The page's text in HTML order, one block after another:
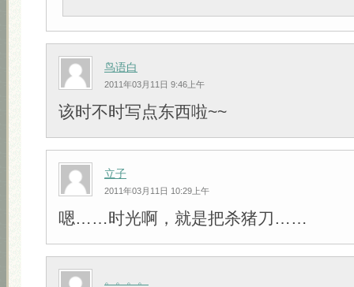
鸟语白
2011年03月11日 9:46上午
该时不时写点东西啦~~
立子
2011年03月11日 10:29上午
嗯……时光啊，就是把杀猪刀……
。。。。